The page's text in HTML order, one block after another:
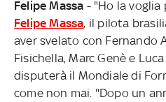
Felipe Massa - "Ho la voglia
Felipe Massa, il pilota
aver svelato con Fernando
Fisichella, Marc Genè e
disputerà il Mondiale di
come non mai. "Dopo un